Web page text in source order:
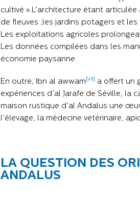
cultivé ».L’architecture étant
de fleuves ;les jardins potagers et
Les exploitations agricoles
Les données compilées dans les
économie paysanne.
En outre, Ibn al awwam [vii] a offert un
expériences d’al Jarafe de Séville, la
maison rustique d’al Andalus une
l’élevage, la médecine vétérinaire,
LA QUESTION DES
ANDALUS